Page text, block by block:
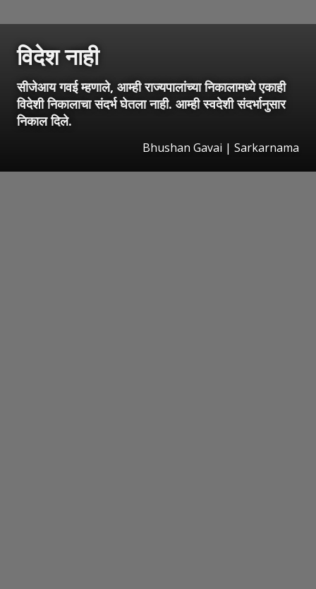
विदेश नाही
सीजेआय गवई म्हणाले, आम्ही राज्यपालांच्या निकालामध्ये एकाही
विदेशी निकालाचा संदर्भ घेतला नाही. आम्ही स्वदेशी संदर्भानुसार
निकाल दिले.
Bhushan Gavai | Sarkarnama